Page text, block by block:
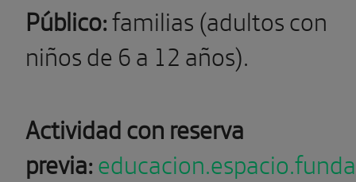
Público:familias (adultos con
niños de 6 a 12 años).
Actividad con reserva
previa: